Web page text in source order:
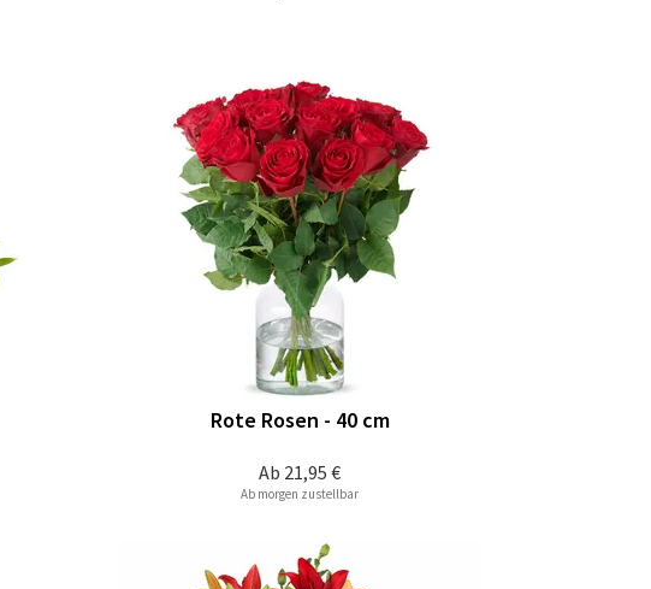
Ab 21,95 €
Rote Rosen - 40 cm
Ab morgen zustellbar